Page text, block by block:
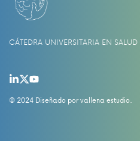
CÁTEDRA UNIVERSITARIA EN
© 2024 Diseñado porvallena estudio.